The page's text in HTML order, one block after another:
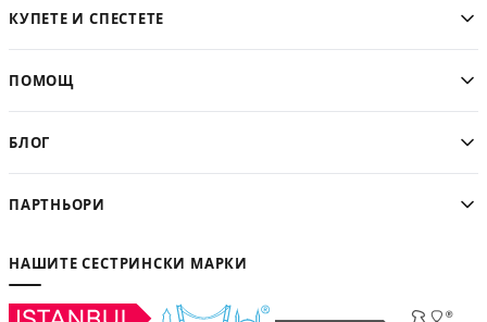
КУПЕТЕ И СПЕСТЕТЕ
ПОМОЩ
БЛОГ
ПАРТНЬОРИ
НАШИТЕ СЕСТРИНСКИ МАРКИ